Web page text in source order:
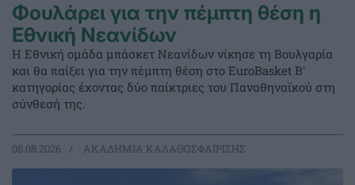
Φουλάρει για την πέμπτη θέση η
Εθνική Νεανίδων
Η Εθνική ομάδα μπάσκετ Νεανίδων νίκησε τη Βουλγαρία
και θα παίξει για την πέμπτη θέση στο EuroBasket Β'
κατηγορίας έχοντας δύο παίκτριες του Παναθηναϊκού στη
σύνθεσή της.
08.08.2026 ΑΚΑΔΗΜΙΑ ΚΑΛΑΘΟΣΦΑΙΡΙΣΗΣ